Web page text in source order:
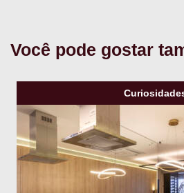
Você pode gostar